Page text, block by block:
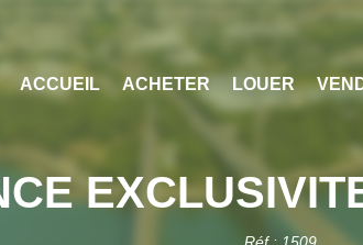
ACCUEIL ACHETER LOUER